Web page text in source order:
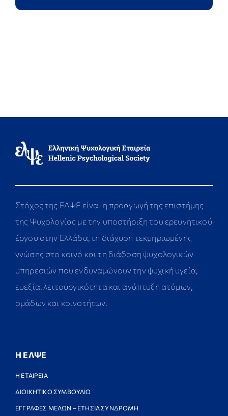
Στόχος της ΕΛΨΕ είναι η προαγωγή της επιστήμης
της Ψυχολογίας με την υποστήριξη του ερευνητικού
έργου στην Ελλάδα, τη διάχυση τεκμηριωμένης
γνώσης στο κοινό και τη διάδοση ψυχολογικών
υπηρεσιών που ενδυναμώνουν την ψυχική υγεία,
ευεξία, λειτουργικότητα και ανάπτυξη ατόμων,
ομάδων και κοινοτήτων.
Η ΕΛΨΕ
Η ΕΤΑΙΡΕΙΑ
ΔΙΟΙΚΗΤΙΚΟ ΣΥΜΒΟΥΛΙΟ
ΕΓΓΡΑΦΕΣ ΜΕΛΩΝ – ΕΤΗΣΙΑ ΣΥΝΔΡΟΜΗ